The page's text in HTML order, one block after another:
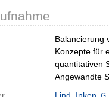
Balancierung
Konzepte für
quantitativen
Angewandte